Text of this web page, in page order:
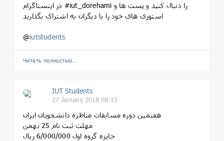
در اینستاگرام #iut_dorehami را دنبال کنید و پست ها و
استوری های خود را با دیگران به اشتراک بگذارید
@iutstudents
Читать полностью…
IUT Students
27 January 2018 08:15
هفتمین دوره مسابقات مناظره دانشجویان ایران
مهلت ثبت نام 25 بهمن
جایزه گروه اول 6/000/000 ریال